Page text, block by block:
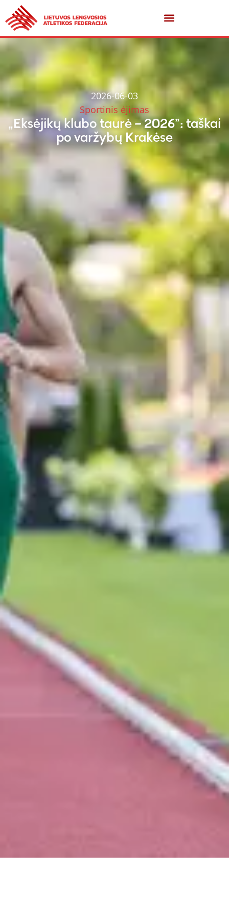
2026-06-03
Sportinis ėjimas
„Eksėjikų klubo taurė – 2026”: taškai
po varžybų Krakėse